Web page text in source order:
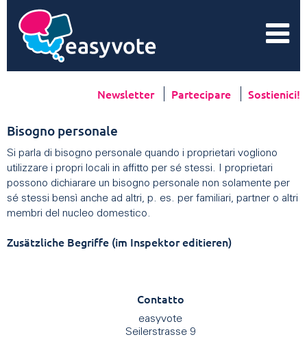
Newsletter Partecipare Sostienici!
Bisogno personale
Si parla di bisogno personale quando i proprietari vogliono
utilizzare i propri locali in affitto per sé stessi. I proprietari
possono dichiarare un bisogno personale non solamente per
sé stessi bensì anche ad altri, p. es. per familiari, partner o altri
membri del nucleo domestico.
Zusätzliche Begriffe (im Inspektor editieren)
Contatto
easyvote
Seilerstrasse 9